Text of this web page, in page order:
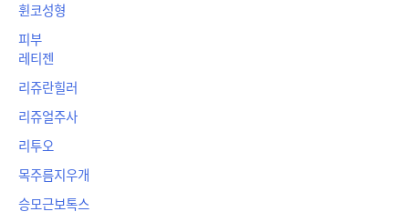
휜코성형
피부
레티젠
리쥬란힐러
리쥬얼주사
리투오
목주름지우개
승모근보톡스